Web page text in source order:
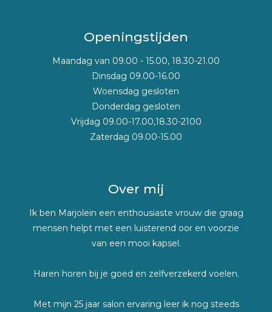
Openingstijden
Maandag van 09.00 - 15.00, 18.30-21.00
Dinsdag 09.00-16.00
Woensdag gesloten
Donderdag gesloten
Vrijdag 09.00-17.00,18.30-2100
Zaterdag 09.00-15.00
Over mij
Ik ben Marjolein een enthousiaste vrouw die graag
mensen helpt met een luisterend oor en voorzie
van een mooi kapsel.
Haren horen bij je goed en zelfverzekerd voelen.
Met mijn 25 jaar salon ervaring leer ik nog steeds